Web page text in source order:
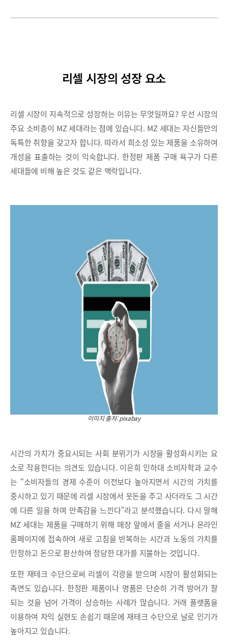
리셀 시장의 성장 요소
리셀 시장이 지속적으로 성장하는 이유는 무엇일까요? 우선 시장의
주요 소비층이 MZ 세대라는 점에 있습니다. MZ 세대는 자신들만의
독특한 취향을 갖고자 합니다. 따라서 희소성 있는 제품을 소유하여
개성을 표출하는 것이 익숙합니다. 한정판 제품 구매 욕구가 다른
세대들에 비해 높은 것도 같은 맥락입니다.
이미지 출처: pixabay
시간의 가치가 중요시되는 사회 분위기가 시장을 활성화시키는 요
소로 작용한다는 의견도 있습니다. 이은희 인하대 소비자학과 교수
는 “소비자들의 경제 수준이 이전보다 높아지면서 시간의 가치를
중시하고 있기 때문에 리셀 시장에서 웃돈을 주고 사더라도 그 시간
에 다른 일을 하며 만족감을 느낀다”라고 분석했습니다. 다시 말해
MZ 세대는 제품을 구매하기 위해 매장 앞에서 줄을 서거나 온라인
홈페이지에 접속하여 새로 고침을 반복하는 시간과 노동의 가치를
인정하고 돈으로 환산하여 정당한 대가를 지불하는 것입니다.
또한 재테크 수단으로써 리셀이 각광을 받으며 시장이 활성화되는
측면도 있습니다. 한정판 제품이나 명품은 단순히 가격 방어가 잘
되는 것을 넘어 가격이 상승하는 사례가 많습니다. 거래 플랫폼을
이용하여 차익 실현도 손쉽기 때문에 재테크 수단으로 날로 인기가
높아지고 있습니다.